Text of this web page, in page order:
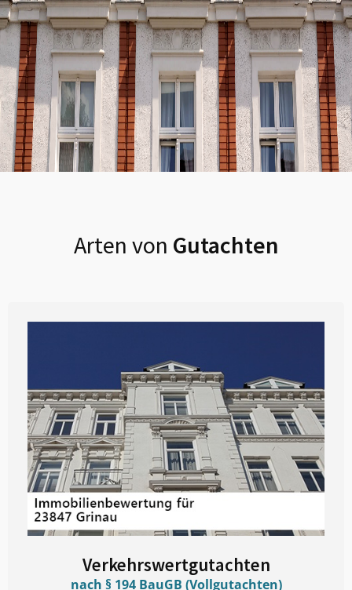
Arten von Gutachten
Verkehrswertgutachten
nach § 194 BauGB (Vollgutachten)